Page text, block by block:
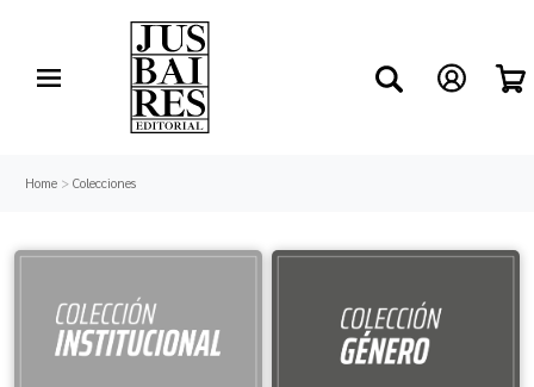
Home> Colecciones